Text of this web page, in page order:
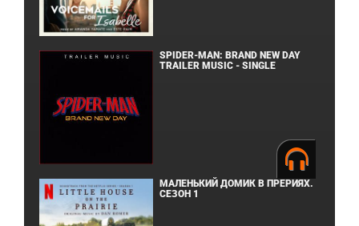
SPIDER-MAN: BRAND NEW DAY
TRAILER MUSIC - SINGLE
МАЛЕНЬКИЙ ДОМИК В ПРЕРИЯХ.
СЕЗОН 1